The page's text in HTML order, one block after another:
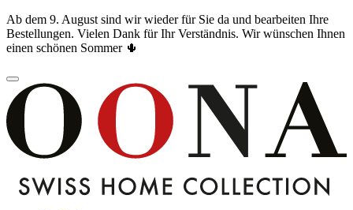
Ab dem 9. August sind wir wieder für Sie da und bearbeiten Ihre
Bestellungen. Vielen Dank für Ihr Verständnis. Wir wünschen Ihnen
einen schönen Sommer 🌵